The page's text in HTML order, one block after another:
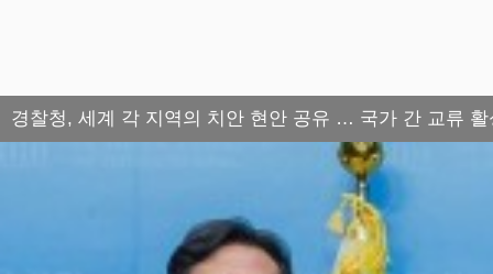
경찰청, 세계 각 지역의 치안 현안 공유 … 국가 간 교류 활